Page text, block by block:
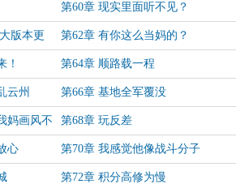
第60章 现实里面听不见？
版本更 第62章 有你这么当妈的？
！ 第64章 顺路载一程
云州 第66章 基地全军覆没
妈画风不 第68章 玩反差
心 第70章 我感觉他像战斗分子
第72章 积分高修为慢